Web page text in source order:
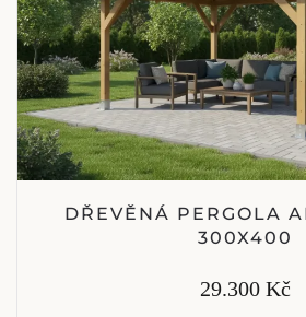
DŘEVĚNÁ PERGOLA
300X400
29.300 Kč